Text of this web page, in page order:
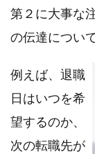
第２に大事な
の伝達につい
例えば、退職
日はいつを希
望するのか、
次の転職先が